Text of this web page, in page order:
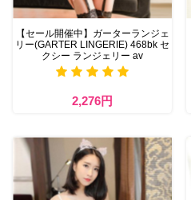
【セール開催中】ガーターランジェ
リー(GARTER LINGERIE) 468bk セ
クシー ランジェリー av
2,276円